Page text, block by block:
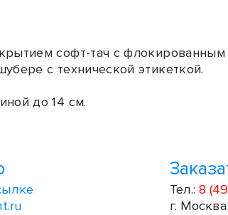
софт-тач с
c технической этикеткой.
до 14 см.
Тел.: 8
г.